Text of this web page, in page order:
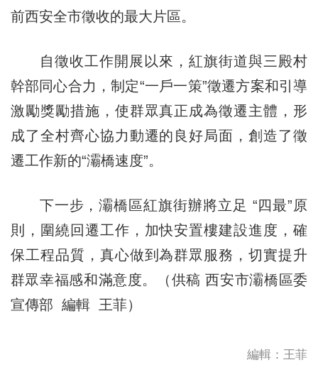
前西安全市徵收的最大片區。
自徵收工作開展以來，紅旗街道與三殿村
幹部同心合力，制定“一戶一策”徵遷方案和引導
激勵獎勵措施，使群眾真正成為徵遷主體，形
成了全村齊心協力動遷的良好局面，創造了徵
遷工作新的“灞橋速度”。
下一步，灞橋區紅旗街辦將立足 “四最”原
則，圍繞回遷工作，加快安置樓建設進度，確
保工程品質，真心做到為群眾服務，切實提升
群眾幸福感和滿意度。（供稿 西安市灞橋區委
宣傳部 編輯 王菲）
編輯：王菲